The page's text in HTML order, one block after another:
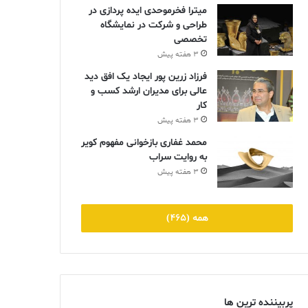
میترا فخرموحدی ایده پردازی در
طراحی و شرکت در نمایشگاه
تخصصی
3 هفته پیش
فرزاد زرین پور ایجاد یک افق دید
عالی برای مدیران ارشد کسب و
کار
3 هفته پیش
محمد غفاری بازخوانی مفهوم کویر
به روایت سراب
3 هفته پیش
همه (465)
پربیننده ترین ها